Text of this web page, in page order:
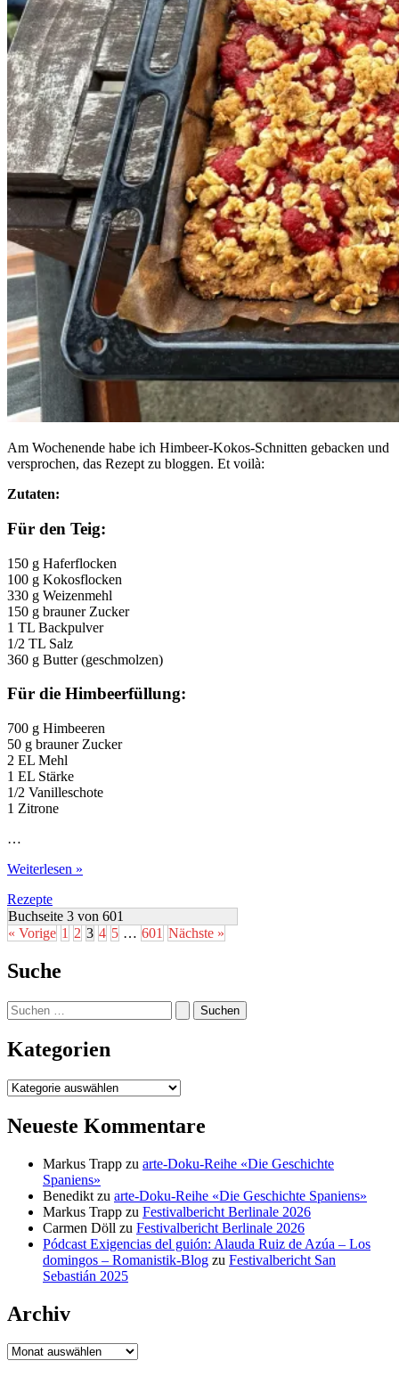
Am Wochenende habe ich Himbeer-Kokos-Schnitten gebacken und
versprochen, das Rezept zu bloggen. Et voilà:
Zutaten:
Für den Teig:
150 g Haferflocken
100 g Kokosflocken
330 g Weizenmehl
150 g brauner Zucker
1 TL Backpulver
1/2 TL Salz
360 g Butter (geschmolzen)
Für die Himbeerfüllung:
700 g Himbeeren
50 g brauner Zucker
2 EL Mehl
1 EL Stärke
1/2 Vanilleschote
1 Zitrone
…
Himbeer-
Schnitten
Weiterlesen »
Rezepte
Buchseite 3 von 601
« Vorige 1 2 3 4 5 … 601 Nächste »
Suche
Suchen
nach:
Kategorien
Kategorien
Neueste Kommentare
Markus Trapp zu arte-Doku-Reihe «Die Geschichte
Spaniens»
Benedikt zu arte-Doku-Reihe «Die Geschichte Spaniens»
Markus Trapp zu Festivalbericht Berlinale 2026
Carmen Döll zu Festivalbericht Berlinale 2026
Pódcast Exigencias del guión: Alauda Ruiz de Azúa – Los
domingos – Romanistik-Blog zu Festivalbericht San
Sebastián 2025
Archiv
Archiv